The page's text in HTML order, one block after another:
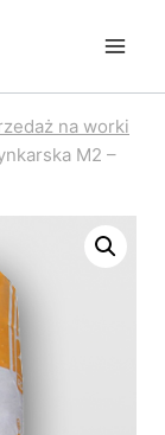
na worki
M2 –